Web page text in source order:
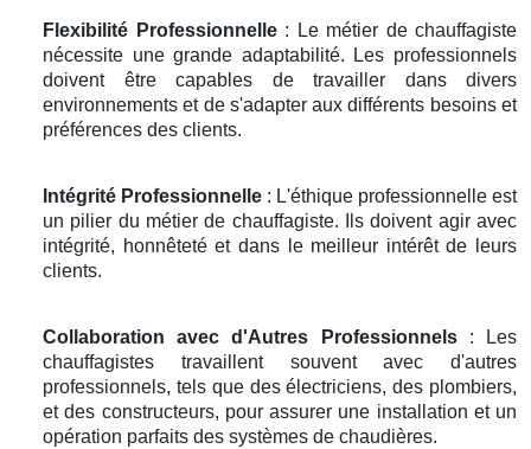
Flexibilité Professionnelle: Le métier de chauffagiste
nécessite une grande adaptabilité. Les professionnels
doivent être capables de travailler dans divers
environnements et de s'adapter aux différents besoins et
préférences des clients.
Intégrité Professionnelle : L'éthique professionnelle est
un pilier du métier de chauffagiste. Ils doivent agir avec
intégrité, honnêteté et dans le meilleur intérêt de leurs
clients.
Collaboration avec d'Autres Professionnels: Les
chauffagistes travaillent souvent avec d'autres
professionnels, tels que des électriciens, des plombiers,
et des constructeurs, pour assurer une installation et un
opération parfaits des systèmes de chaudières.